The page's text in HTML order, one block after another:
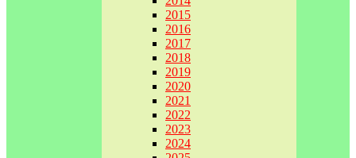
2015
2016
2017
2018
2019
2020
2021
2022
2023
2024